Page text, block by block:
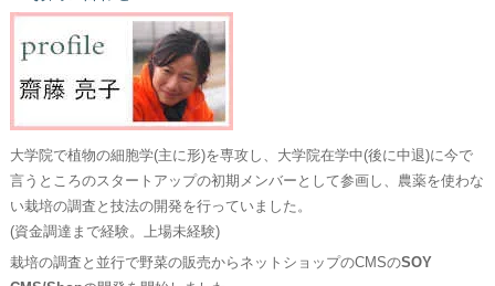
大学院で植物の細胞学(主に形)を専攻し、大学院在学中(後に中退)に今で
言うところのスタートアップの初期メンバーとして参画し、農薬を使わな
い栽培の調査と技法の開発を行っていました。
(資金調達まで経験。上場未経験)
栽培の調査と並行で野菜の販売からネットショップのCMSのSOY